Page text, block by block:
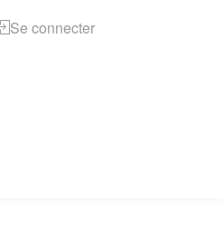
Se connecter